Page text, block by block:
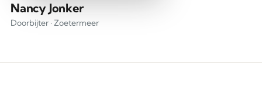
Nancy Jonker
Doorbijter · Zoetermeer